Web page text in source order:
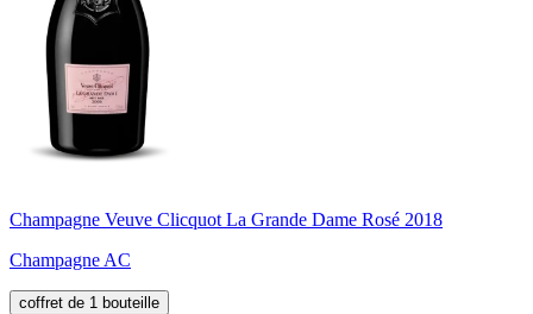
Champagne Veuve Clicquot La Grande Dame Rosé 2018
Champagne AC
coffret de 1 bouteille